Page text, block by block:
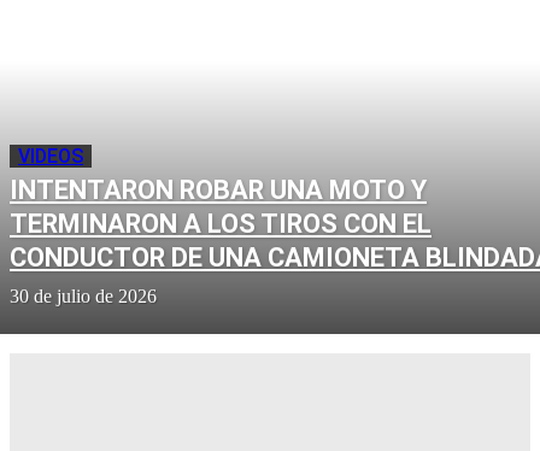
VIDEOS
INTENTARON ROBAR UNA MOTO Y
TERMINARON A LOS TIROS CON EL
CONDUCTOR DE UNA CAMIONETA
30 de julio de 2026